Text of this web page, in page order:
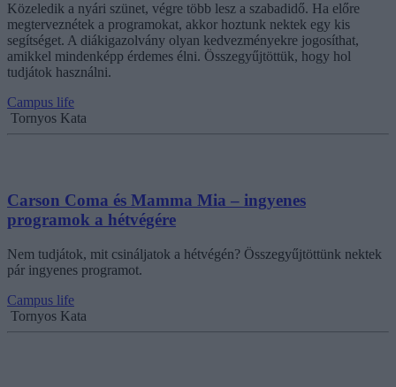
Közeledik a nyári szünet, végre több lesz a szabadidő. Ha előre
megterveznétek a programokat, akkor hoztunk nektek egy kis
segítséget. A diákigazolvány olyan kedvezményekre jogosíthat,
amikkel mindenképp érdemes élni. Összegyűjtöttük, hogy hol
tudjátok használni.
Campus life
Tornyos Kata
Carson Coma és Mamma Mia – ingyenes
programok a hétvégére
Nem tudjátok, mit csináljatok a hétvégén? Összegyűjtöttünk nektek
pár ingyenes programot.
Campus life
Tornyos Kata